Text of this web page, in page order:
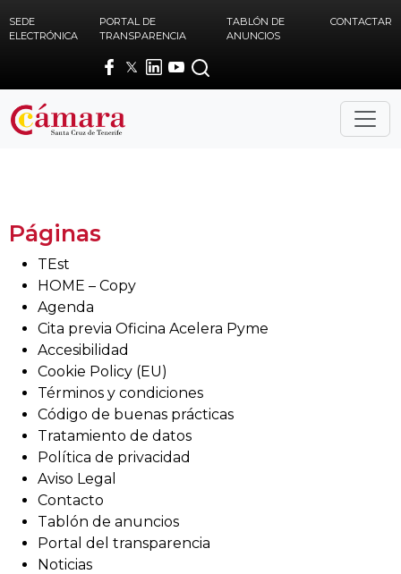
SEDE
ELECTRÓNICA
PORTAL DE
TRANSPARENCIA
TABLÓN DE
ANUNCIOS
CONTACTAR
Páginas
TEst
HOME – Copy
Agenda
Cita previa Oficina Acelera Pyme
Accesibilidad
Cookie Policy (EU)
Términos y condiciones
Código de buenas prácticas
Tratamiento de datos
Política de privacidad
Aviso Legal
Contacto
Tablón de anuncios
Portal del transparencia
Noticias